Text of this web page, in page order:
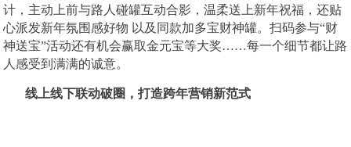
计，主动上前与路人碰罐互动合影，温柔送上新年祝福，还贴
心派发新年氛围感好物 以及同款加多宝财神罐。扫码参与“财
神送宝”活动还有机会赢取金元宝等大奖……每一个细节都让路
人感受到满满的诚意。
线上线下联动破圈，打造跨年营销新范式